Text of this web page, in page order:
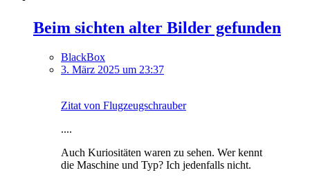
Beim sichten alter Bilder gefunden
BlackBox
3. März 2025 um 23:37
Zitat von Flugzeugschrauber
....
Auch Kuriositäten waren zu sehen. Wer kennt
die Maschine und Typ? Ich jedenfalls nicht.